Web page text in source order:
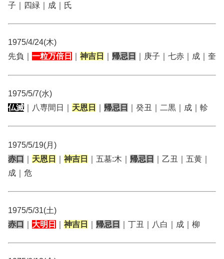
子｜四緑｜成｜氏
1975/4/24(木)
先負｜ 一粒万倍日 神吉日 帰忌日 ｜庚子｜七赤｜成｜奎
1975/5/7(水)
仏滅 ｜八専間日｜ 天恩日 帰忌日 ｜癸丑｜二黒｜成｜軫
1975/5/19(月)
赤口
天恩日 神吉日 ｜五墓:木｜ 帰忌日
｜乙丑｜五黄｜
成｜危
1975/5/31(土)
赤口
大明日 神吉日 帰忌日 ｜丁丑｜八白｜成｜柳